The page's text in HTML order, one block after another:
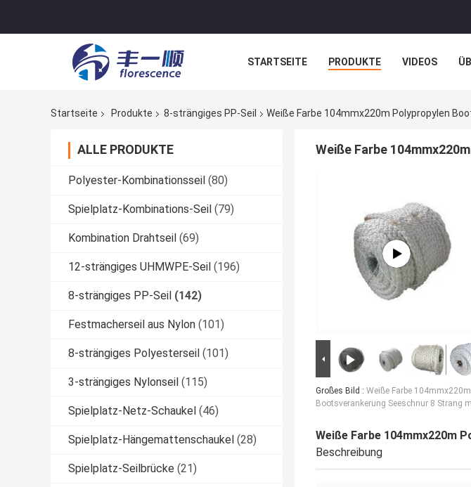
STARTSEITE PRODUKTE VIDEOS
Startseite
Produkte 8-strängiges PP-Seil Weiße Farbe 104mmx220m Polypropylen
ALLE PRODUKTE
Polyester-Kombinationsseil (80)
Spielplatz-Kombinations-Seil (79)
Kombination Drahtseil (69)
12-strängiges UHMWPE-Seil (196)
8-strängiges PP-Seil (142)
Festmacherseil aus Nylon (101)
8-strängiges Polyesterseil (101)
3-strängiges Nylonseil (115)
Spielplatz-Netz-Schaukel (46)
Spielplatz-Hängemattenschaukel (28)
Spielplatz-Seilbrücke (21)
Weiße Farbe
Großes Bild : Weiße Farbe
Bootsverankerung Seeschnur 8 Strang
Weiße Farbe 104mmx220m
Beschreibung